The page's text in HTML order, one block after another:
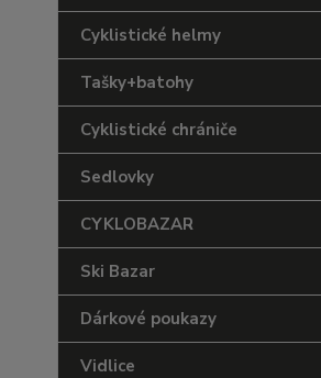
Cyklistické helmy
Tašky+batohy
Cyklistické chrániče
Sedlovky
CYKLOBAZAR
Ski Bazar
Dárkové poukazy
Vidlice